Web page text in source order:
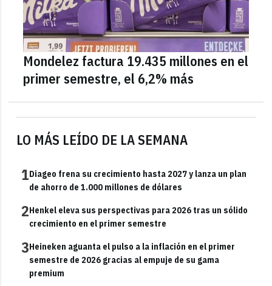
LO MÁS LEÍDO DE LA SEMANA
1Diageo frena su crecimiento hasta 2027 y lanza un plan
de ahorro de 1.000 millones de dólares
2Henkel eleva sus perspectivas para 2026 tras un sólido
crecimiento en el primer semestre
3Heineken aguanta el pulso a la inflación en el primer
semestre de 2026 gracias al empuje de su gama
premium
Mondelez factura 19.435 millones en el
primer semestre, el 6,2% más